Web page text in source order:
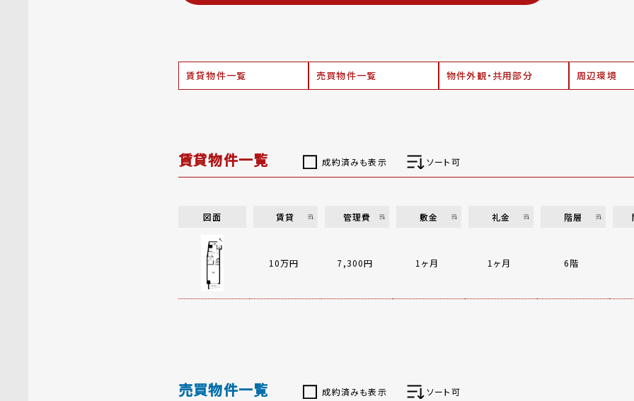
賃貸物件一覧 売買物件一覧 物件外観・共用部分 周辺環境
賃貸物件一覧 成約済みも表示 ソート可
図面 賃貸 管理費 敷金 礼金 階層
10万円 7,300円 1ヶ月 1ヶ月 6階
売買物件一覧 成約済みも表示 ソート可